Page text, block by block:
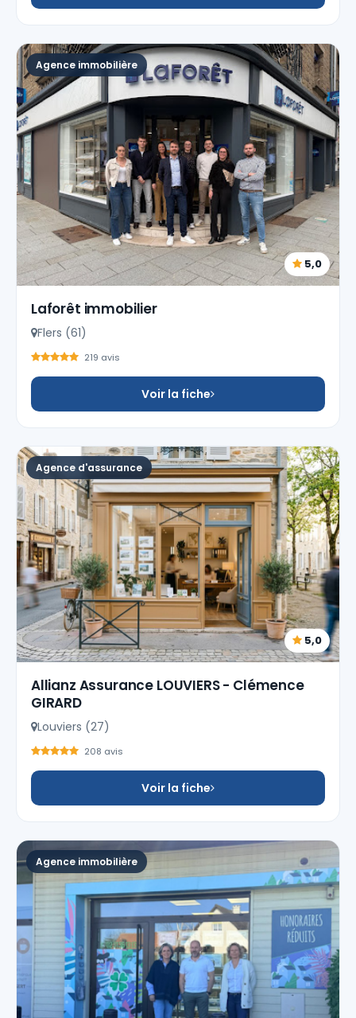
Agence immobilière
5,0
Laforêt immobilier
Flers (61)
219 avis
Voir la fiche
Agence d'assurance
5,0
Allianz Assurance LOUVIERS - Clémence
GIRARD
Louviers (27)
208 avis
Voir la fiche
Agence immobilière